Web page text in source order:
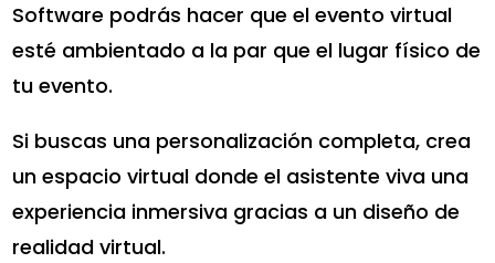
Software podrás hacer que el evento virtual
esté ambientado a la par que el lugar físico de
tu evento.
Si buscas una personalización completa, crea
un espacio virtual donde el asistente viva una
experiencia inmersiva gracias a un diseño de
realidad virtual.